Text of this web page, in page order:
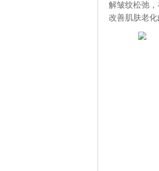
解皱纹松弛
改善肌肤老化